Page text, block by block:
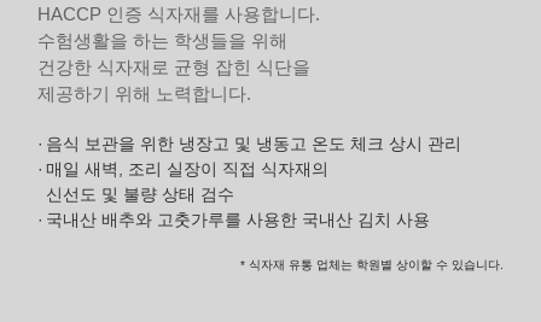
HACCP 인증 식자재를 사용합니다.
수험생활을 하는 학생들을 위해
건강한 식자재로 균형 잡힌 식단을
제공하기 위해 노력합니다.
음식 보관을 위한 냉장고 및 냉동고 온도 체크 상시 관리
매일 새벽, 조리 실장이 직접 식자재의
신선도 및 불량 상태 검수
국내산 배추와 고춧가루를 사용한 국내산 김치 사용
* 식자재 유통 업체는 학원별 상이할 수 있습니다.